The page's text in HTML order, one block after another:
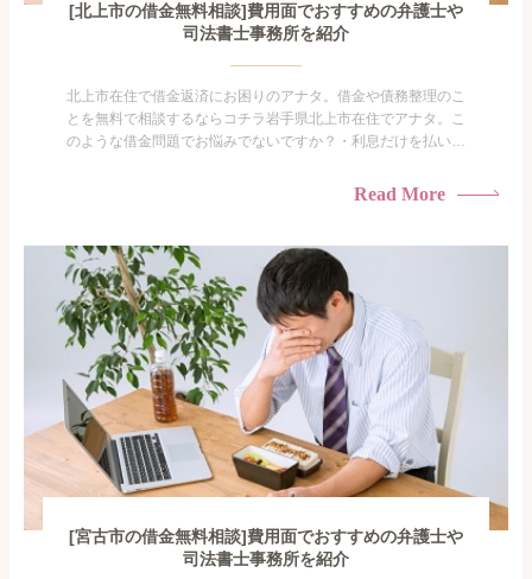
[北上市の借金無料相談]費用面でおすすめの弁護士や
司法書士事務所を紹介
北上市在住で借金返済にお困りのアナタ。借金や債務整理のこ
とを無料で相談するならコチラ岩手県北上市在住でアナタ。こ
のような借金問題でお悩みでないですか？・利息だけを払い続
られたくない・借金の催促、取り立てで憂鬱になる。・闇金に
がありま...
Read More
[宮古市の借金無料相談]費用面でおすすめの弁護士や
司法書士事務所を紹介